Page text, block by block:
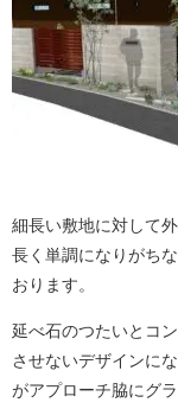
細長い敷地に対して
長く単調になりがち
おります。
延べ石のつたいとコ
させないデザインに
がアプローチ脇にグ